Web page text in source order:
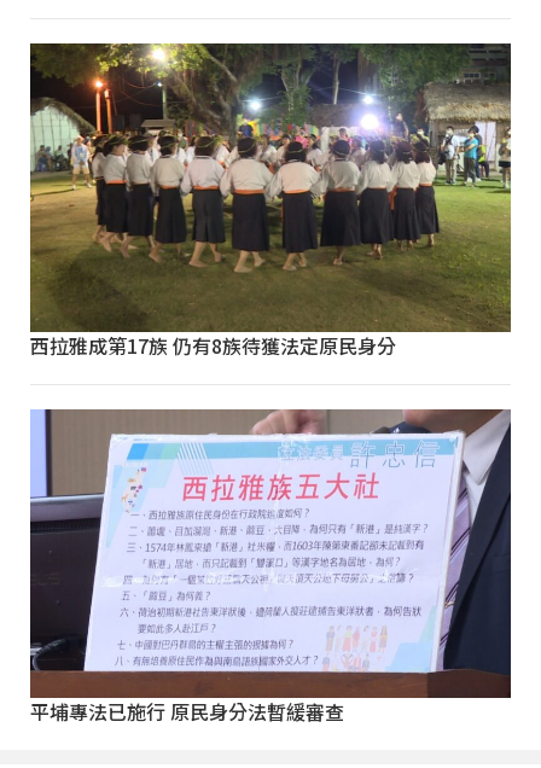
西拉雅成第17族 仍有8族待獲法定原民身分
平埔專法已施行 原民身分法暫緩審查